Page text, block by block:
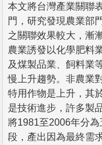
本文將台灣產業關聯
門，研究發現農業部
之關聯效果較大，漸
農業誘發以化學肥料
及煤製品業、飼料業
慢上升趨勢。非農業
特用作物是上升，其
是技術進步，許多製
將1981至2006年分
段，產出因為最終需